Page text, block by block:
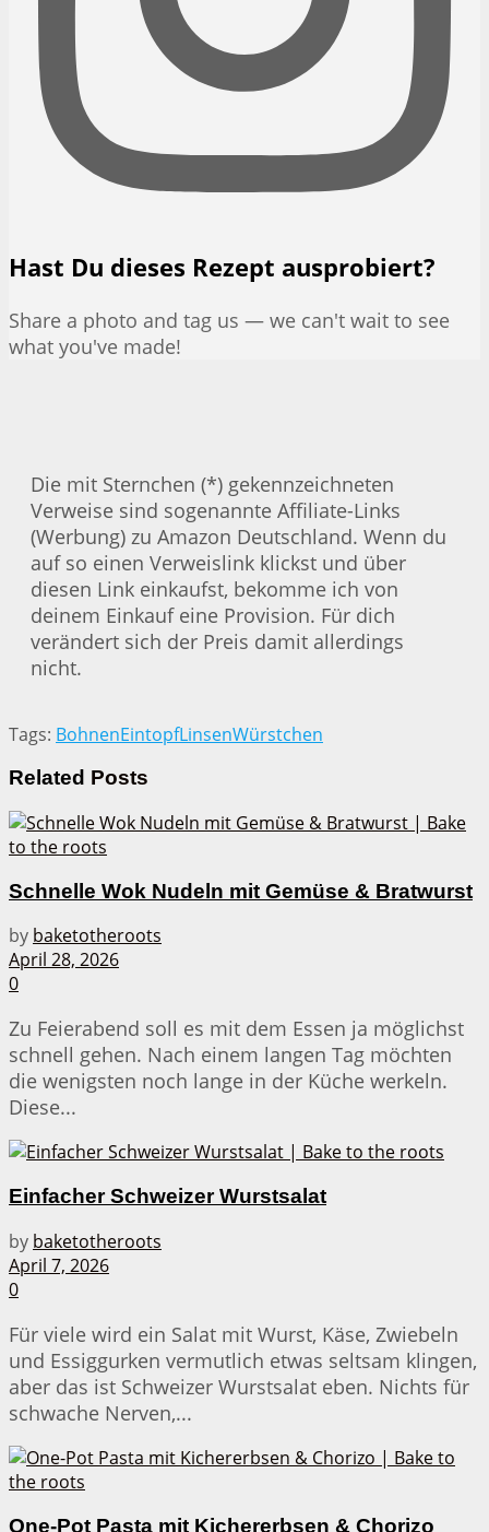
Hast Du dieses Rezept ausprobiert?
Share a photo and tag us — we can't wait to see
what you've made!
Die mit Sternchen (*) gekennzeichneten
Verweise sind sogenannte Affiliate-Links
(Werbung) zu Amazon Deutschland. Wenn du
auf so einen Verweislink klickst und über
diesen Link einkaufst, bekomme ich von
deinem Einkauf eine Provision. Für dich
verändert sich der Preis damit allerdings
nicht.
Tags: BohnenEintopfLinsenWürstchen
Related Posts
Schnelle Wok Nudeln mit Gemüse & Bratwurst
by baketotheroots
April 28, 2026
0
Zu Feierabend soll es mit dem Essen ja möglichst
schnell gehen. Nach einem langen Tag möchten
die wenigsten noch lange in der Küche werkeln.
Diese...
Einfacher Schweizer Wurstsalat
by baketotheroots
April 7, 2026
0
Für viele wird ein Salat mit Wurst, Käse, Zwiebeln
und Essiggurken vermutlich etwas seltsam klingen,
aber das ist Schweizer Wurstsalat eben. Nichts für
schwache Nerven,...
One-Pot Pasta mit Kichererbsen & Chorizo